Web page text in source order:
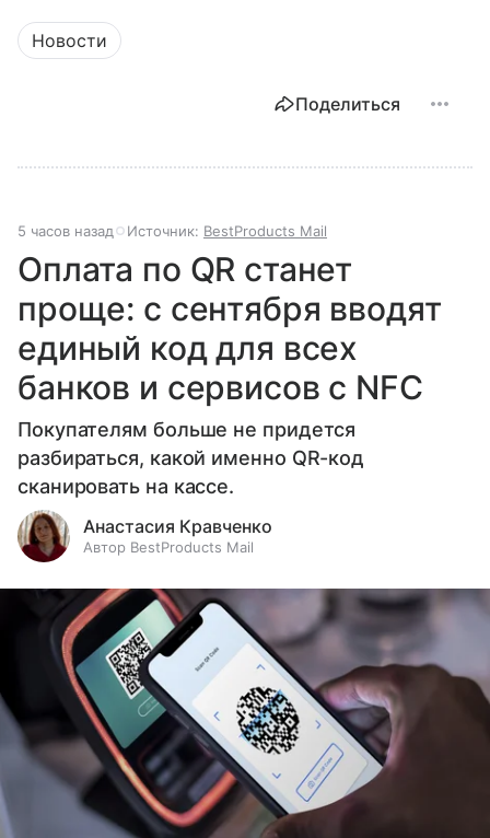
Новости
Поделиться
5 часов назад Источник: BestProducts Mail
Оплата по QR станет
проще: с сентября вводят
единый код для всех
банков и сервисов с NFC
Покупателям больше не придется
разбираться, какой именно QR-код
сканировать на кассе.
Анастасия Кравченко
Автор BestProducts Mail